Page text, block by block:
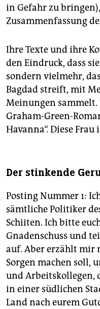
in Gefahr zu
Zusammenfassung
Ihre Texte und ihre
den Eindruck, dass
sondern vielmehr,
Bagdad streift, mit
Meinungen sammelt.
Graham-Green-
Havanna“. Diese
Der stinkende
Posting Nummer 1:
sämtliche Politiker
Schiiten. Ich bitte
Gnadenschuss und
auf. Aber erzählt mir
Sorgen machen soll,
und Arbeitskollegen,
in einer südlichen
Land nach eurem